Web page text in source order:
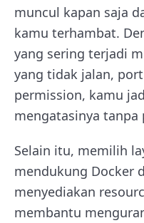
muncul kapan saja
kamu terhambat.
yang sering terjadi
yang tidak jalan,
permission, kamu
mengatasinya tanpa
Selain itu, memilih
mendukung Docker
menyediakan
membantu